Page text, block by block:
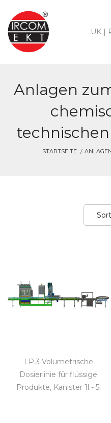
UK |
Anlagen
STARTSEITE
LP.3 Volumetrische
Dosierlinie für flüssige
Produkte, Kanister 1l - 5l